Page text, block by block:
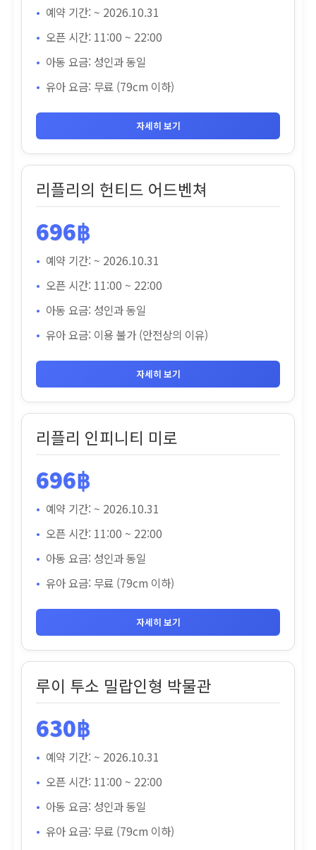
예약 기간: ~ 2026.10.31
오픈 시간: 11:00 ~ 22:00
아동 요금: 성인과 동일
유아 요금: 무료 (79cm 이하)
자세히 보기
리플리의 헌티드 어드벤쳐
696฿
예약 기간: ~ 2026.10.31
오픈 시간: 11:00 ~ 22:00
아동 요금: 성인과 동일
유아 요금: 이용 불가 (안전상의 이유)
자세히 보기
리플리 인피니티 미로
696฿
예약 기간: ~ 2026.10.31
오픈 시간: 11:00 ~ 22:00
아동 요금: 성인과 동일
유아 요금: 무료 (79cm 이하)
자세히 보기
루이 투소 밀랍인형 박물관
630฿
예약 기간: ~ 2026.10.31
오픈 시간: 11:00 ~ 22:00
아동 요금: 성인과 동일
유아 요금: 무료 (79cm 이하)
량